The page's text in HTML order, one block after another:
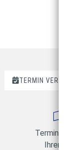
TERMIN
Termine
Ihrer